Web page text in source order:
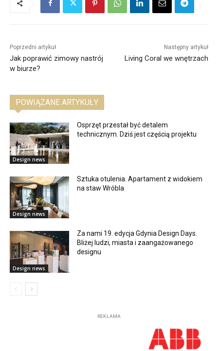
Poprzedni artykuł
Jak poprawić zimowy nastrój
w biurze?
Następny artykuł
Living Coral we wnętrzach
POWIĄZANE ARTYKUŁY
Design news
Osprzęt przestał być detalem
technicznym. Dziś jest częścią projektu
Design news
Sztuka otulenia. Apartament z widokiem
na staw Wróbla
Design news
Za nami 19. edycja Gdynia Design Days.
Bliżej ludzi, miasta i zaangażowanego
designu
REKLAMA